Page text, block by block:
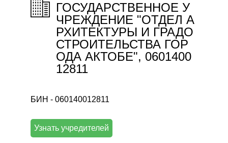
ГОСУДАРСТВЕННОЕ У
ЧРЕЖДЕНИЕ "ОТДЕЛ А
РХИТЕКТУРЫ И ГРАДО
СТРОИТЕЛЬСТВА ГОР
ОДА АКТОБЕ", 0601400
12811
БИН - 060140012811
Узнать учредителей